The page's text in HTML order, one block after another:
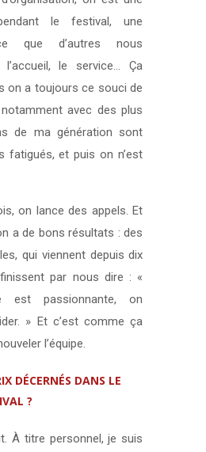
le festival, une
que d’autres nous
le service… Ça
on a toujours ce souci de
avec des plus
de ma génération sont
fatigués, et puis on n’est
on lance des appels. Et
a de bons résultats : des
qui viennent depuis dix
par nous dire : «
est passionnante, on
» Et c’est comme ça
l’équipe.
DÉCERNÉS DANS LE
?
À titre personnel, je suis